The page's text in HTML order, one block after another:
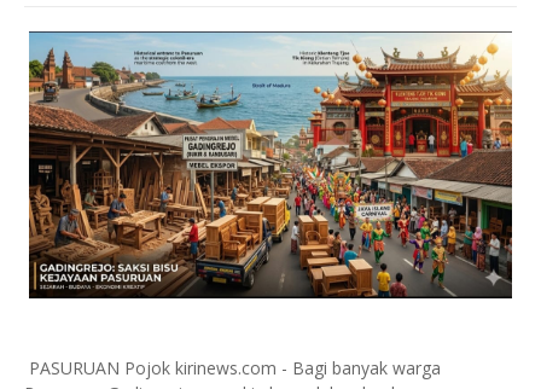
PASURUAN Pojok kirinews.com - Bagi banyak warga